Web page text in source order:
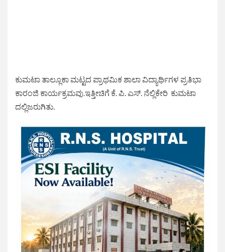
ಕುಮಟಾ ತಾಲ್ಲೂಕಾ ಮಟ್ಟದ ಪ್ರಾಥಮಿಕ ಶಾಲಾ ವಿದ್ಯಾರ್ಥಿಗಳ ಪ್ರತಿಭಾ
ಕಾರಂಜಿ ಕಾರ್ಯಕ್ರಮವು.ಇತ್ತೀಚಿಗೆ ಕೆ. ಪಿ. ಎಸ್. ನೆಲ್ಲಿಕೇರಿ ಕುಮಟಾ
ದಲ್ಲಿಜರುಗಿತು.